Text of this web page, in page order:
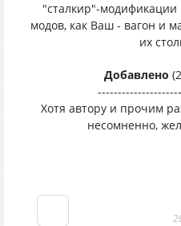
"сталкир"-модификации
модов, как Ваш - вагон и
их
Добавлено
Хотя автору и прочим
несомненно,